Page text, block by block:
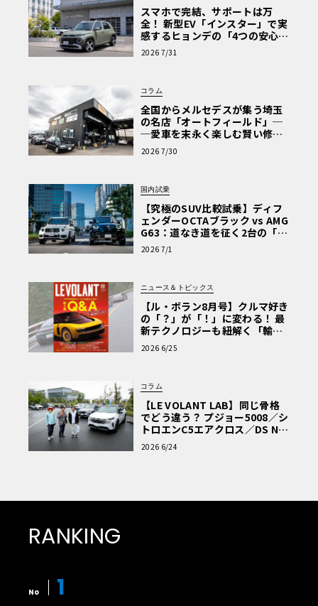
スマホで完結、サポートは万
全！ 新型EV「インスター」で実
感するヒョンデの「4つの安心」
【第1回・ヒョンデ6つの疑問：
Why? Hyundai?】〈PR〉
2026 7/31
コラム
全国からメルセデスが集う埼玉
の名店「オートフィールド」─
─愛車を末永く楽しむ賢い修理
術と、プロがフックス製オイル
を選ぶ理由〈PR〉
2026 7/30
国内試乗
【究極のSUV比較試乗】ディフ
ェンダーOCTAブラック vs AMG
G63：道なき道を征く2台の「対
極的アプローチ」
2026 7/1
ニュース＆トピックス
【ル・ボラン8月号】クルマ好き
の「？」が「！」に変わる！ 最
新テクノロジーも紐解く「輸入
車Q&A」
2026 6/25
コラム
【LE VOLANT LAB】同じ骨格
でどう違う？ プジョー5008／シ
トロエンC5エアクロス／DS Nº4
読者一気乗りレポート
2026 6/24
RANKING
No 1